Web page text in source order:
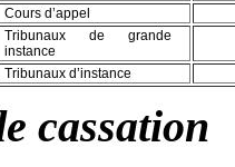
Cours d’appel
Tribunaux de grande
instance
Tribunaux d’instance
cassation